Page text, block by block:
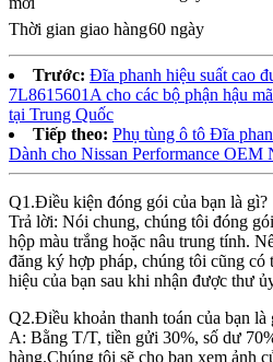
Thời gian giao hàng60 ngày
Trước: Đĩa phanh hiệu suất cao
7L8615601A cho các bộ phận hậu
tại Trung Quốc
Tiếp theo: Phụ tùng ô tô Đĩa
Dành cho Nissan Performance OEM
Q1.Điều kiện đóng gói của bạn là gì?
Trả lời: Nói chung, chúng tôi đóng
hộp màu trắng hoặc nâu trung tính.
đăng ký hợp pháp, chúng tôi cũng
hiệu của bạn sau khi nhận được thư
Q2.Điều khoản thanh toán của bạn là
A: Bằng T/T, tiền gửi 30%, số dư
hàng.Chúng tôi sẽ cho bạn xem ảnh